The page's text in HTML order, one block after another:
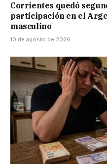
Corrientes quedó
participación en el
masculino
10 de agosto de 2026